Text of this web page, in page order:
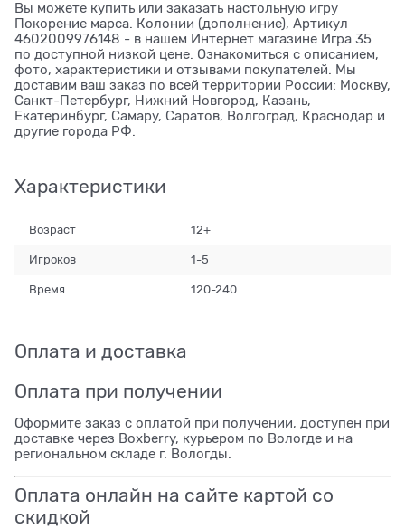
Вы можете купить или заказать настольную игру
Покорение марса. Колонии (дополнение), Артикул
4602009976148 - в нашем Интернет магазине Игра 35
по доступной низкой цене. Ознакомиться с описанием,
фото, характеристики и отзывами покупателей. Мы
доставим ваш заказ по всей территории России: Москву,
Санкт-Петербург, Нижний Новгород, Казань,
Екатеринбург, Самару, Саратов, Волгоград, Краснодар и
другие города РФ.
Характеристики
Возраст 12+
Игроков 1-5
Время 120-240
Оплата и доставка
Оплата при получении
Оформите заказ с оплатой при получении, доступен при
доставке через Boxberry, курьером по Вологде и на
региональном складе г. Вологды.
Оплата онлайн на сайте картой со
скидкой